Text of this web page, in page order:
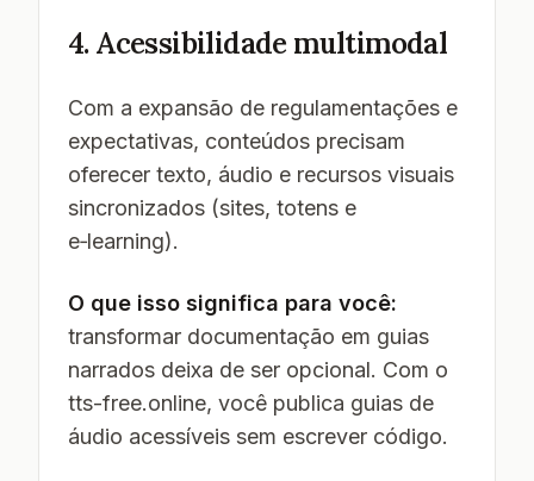
4. Acessibilidade multimodal
Com a expansão de regulamentações e
expectativas, conteúdos precisam
oferecer texto, áudio e recursos visuais
sincronizados (sites, totens e
e‑learning).
O que isso significa para você:
transformar documentação em guias
narrados deixa de ser opcional. Com o
tts-free.online, você publica guias de
áudio acessíveis sem escrever código.